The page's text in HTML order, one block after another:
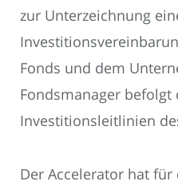
zur Unterzeichnung
Fonds und dem
Fondsmanager befolgt
Investitionsleitlinien
Der Accelerator hat für